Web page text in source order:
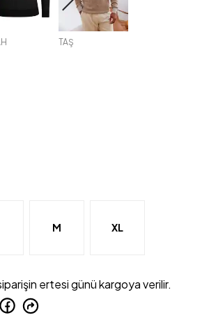
TAŞ
M XL
ertesi günü kargoya verilir.